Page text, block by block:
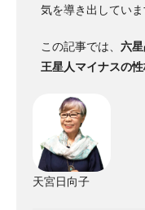
気を導き出していま
この記事では、 六
王星人マイナスの
天宮日向子